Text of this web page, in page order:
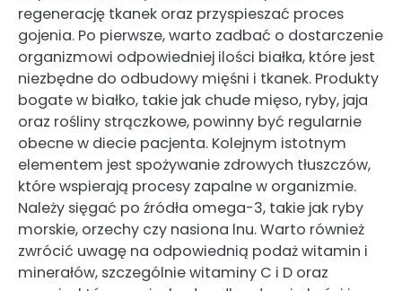
regenerację tkanek oraz przyspieszać proces
gojenia. Po pierwsze, warto zadbać o dostarczenie
organizmowi odpowiedniej ilości białka, które jest
niezbędne do odbudowy mięśni i tkanek. Produkty
bogate w białko, takie jak chude mięso, ryby, jaja
oraz rośliny strączkowe, powinny być regularnie
obecne w diecie pacjenta. Kolejnym istotnym
elementem jest spożywanie zdrowych tłuszczów,
które wspierają procesy zapalne w organizmie.
Należy sięgać po źródła omega-3, takie jak ryby
morskie, orzechy czy nasiona lnu. Warto również
zwrócić uwagę na odpowiednią podaż witamin i
minerałów, szczególnie witaminy C i D oraz